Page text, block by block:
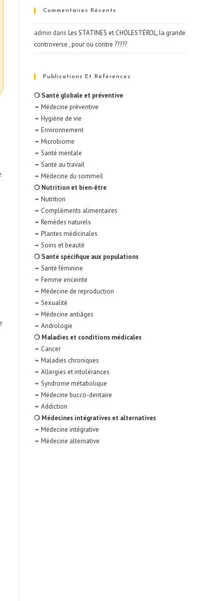
Commentaires Récents
admin dansLes STATINES et CHOLESTÉROL, la grande
controverse , pour ou contre ?????
Publications Et Références
❍ Santé globale et préventive
➛ Médecine préventive
➛ Hygiène de vie
➛ Environnement
➛ Microbiome
➛ Santé mentale
➛ Santé au travail
➛ Médecine du sommeil
❍ Nutrition et bien-être
➛ Nutrition
➛ Compléments alimentaires
➛ Remèdes naturels
➛ Plantes médicinales
➛ Soins et beauté
❍ Santé spécifique aux populations
➛ Santé féminine
➛ Femme enceinte
➛ Médecine de reproduction
➛ Sexualité
➛ Médecine antiâges
➛ Andrologie
❍ Maladies et conditions médicales
➛ Cancer
➛ Maladies chroniques
➛ Allergies et intolérances
➛ Syndrome métabolique
➛ Médecine bucco-dentaire
➛ Addiction
❍ Médecines intégratives et alternatives
➛ Médecine intégrative
➛ Médecine alternative